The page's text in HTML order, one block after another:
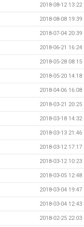
2018-08-12 13:22
2018-08-08 19:39
2018-07-04 20:39
2018-06-21 16:24
2018-05-28 08:15
2018-05-20 14:18
2018-04-06 16:08
2018-03-21 20:25
2018-03-18 14:32
2018-03-13 21:46
2018-03-12 17:17
2018-03-12 10:23
2018-03-05 12:48
2018-03-04 19:47
2018-03-04 12:43
2018-02-25 22:03